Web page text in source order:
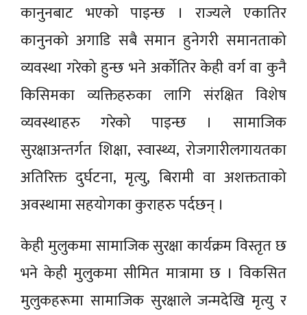
कानुनबाट भएको पाइन्छ । राज्यले एकातिर
कानुनको अगाडि सबै समान हुनेगरी समानताको
व्यवस्था गरेको हुन्छ भने अर्कोतिर केही वर्ग वा कुनै
किसिमका व्यक्तिहरुका लागि संरक्षित विशेष
व्यवस्थाहरु गरेको पाइन्छ । सामाजिक
सुरक्षाअन्तर्गत शिक्षा, स्वास्थ्य, रोजगारीलगायतका
अतिरिक्त दुर्घटना, मृत्यु, बिरामी वा अशक्तताको
अवस्थामा सहयोगका कुराहरु पर्दछन् ।
केही मुलुकमा सामाजिक सुरक्षा कार्यक्रम विस्तृत छ
भने केही मुलुकमा सीमित मात्रामा छ । विकसित
मुलुकहरूमा सामाजिक सुरक्षाले जन्मदेखि मृत्यु र